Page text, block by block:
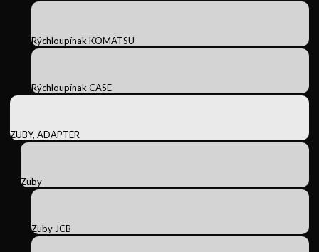
Rýchloupínak KOMATSU
Rýchloupínak CASE
ZUBY, ADAPTER
Zuby
Zuby JCB